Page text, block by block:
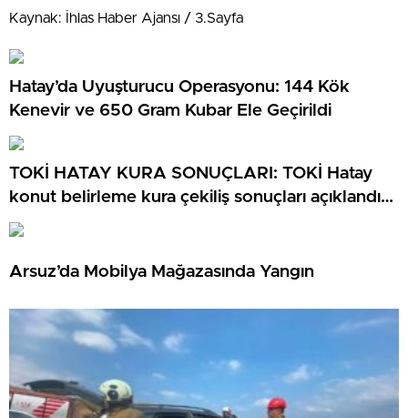
Kaynak: İhlas Haber Ajansı / 3.Sayfa
Hatay’da Uyuşturucu Operasyonu: 144 Kök
Kenevir ve 650 Gram Kubar Ele Geçirildi
TOKİ HATAY KURA SONUÇLARI: TOKİ Hatay
konut belirleme kura çekiliş sonuçları açıklandı
mı? TOKİ Hatay kura sonuçları isim listesi
Arsuz’da Mobilya Mağazasında Yangın